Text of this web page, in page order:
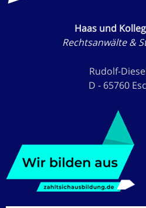
Haas und
Rechtsanwälte &
Rudolf-
D - 65760